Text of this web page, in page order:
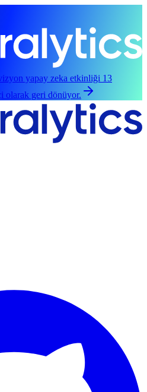
yapay zeka etkinliği 13
olarak geri dönüyor.